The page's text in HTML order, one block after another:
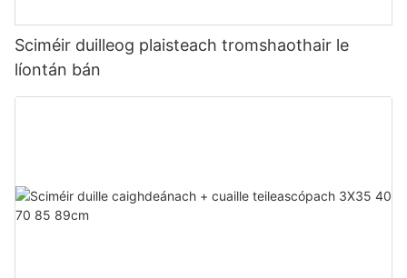
Sciméir duilleog plaisteach tromshaothair le
líontán bán